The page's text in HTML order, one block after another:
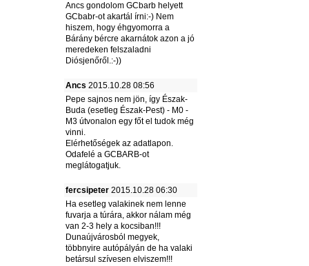
Ancs gondolom GCbarb helyett
GCbabr-ot akartál írni:-) Nem
hiszem, hogy éhgyomorra a
Bárány bércre akarnátok azon a jó
meredeken felszaladni
Diósjenőről.:-))
Ancs 2015.10.28 08:56
Pepe sajnos nem jön, így Észak-
Buda (esetleg Észak-Pest) - M0 -
M3 útvonalon egy főt el tudok még
vinni.
Elérhetőségek az adatlapon.
Odafelé a GCBARB-ot
meglátogatjuk.
fercsipeter 2015.10.28 06:30
Ha esetleg valakinek nem lenne
fuvarja a túrára, akkor nálam még
van 2-3 hely a kocsiban!!!
Dunaújvárosból megyek,
többnyire autópályán de ha valaki
betársul szívesen elviszem!!!